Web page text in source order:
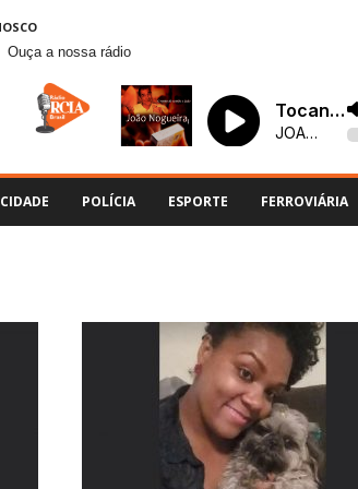
Ouça a nossa rádio
CIDADE POLÍCIA ESPORTE FERROVIÁRIA